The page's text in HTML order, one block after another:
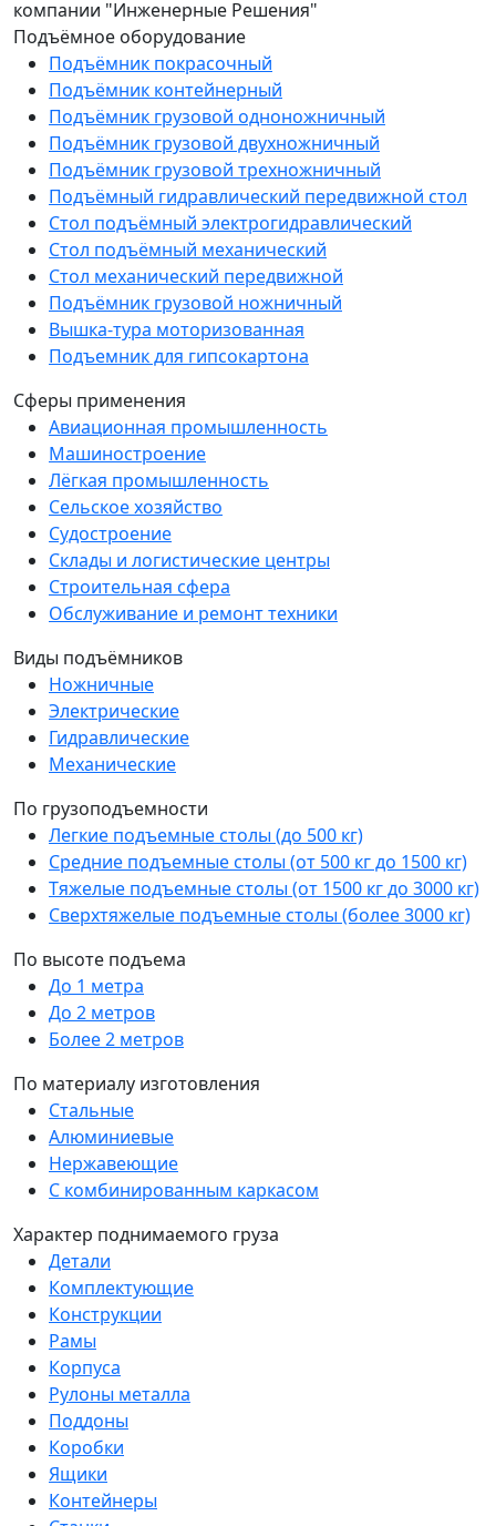
компании "Инженерные Решения"
Подъёмное оборудование
Подъёмник покрасочный
Подъёмник контейнерный
Подъёмник грузовой одноножничный
Подъёмник грузовой двухножничный
Подъёмник грузовой трехножничный
Подъёмный гидравлический передвижной стол
Стол подъёмный электрогидравлический
Стол подъёмный механический
Стол механический передвижной
Подъёмник грузовой ножничный
Вышка-тура моторизованная
Подъемник для гипсокартона
Сферы применения
Авиационная промышленность
Машиностроение
Лёгкая промышленность
Сельское хозяйство
Судостроение
Склады и логистические центры
Строительная сфера
Обслуживание и ремонт техники
Виды подъёмников
Ножничные
Электрические
Гидравлические
Механические
По грузоподъемности
Легкие подъемные столы (до 500 кг)
Средние подъемные столы (от 500 кг до 1500 кг)
Тяжелые подъемные столы (от 1500 кг до 3000 кг)
Сверхтяжелые подъемные столы (более 3000 кг)
По высоте подъема
До 1 метра
До 2 метров
Более 2 метров
По материалу изготовления
Стальные
Алюминиевые
Нержавеющие
С комбинированным каркасом
Характер поднимаемого груза
Детали
Комплектующие
Конструкции
Рамы
Корпуса
Рулоны металла
Поддоны
Коробки
Ящики
Контейнеры